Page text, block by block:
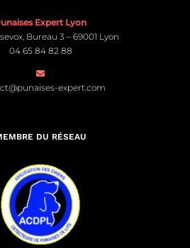
Expert Lyon
Bureau 3 – 69001 Lyon
04 65 84 82 88
expert.com
DU RÉSEAU